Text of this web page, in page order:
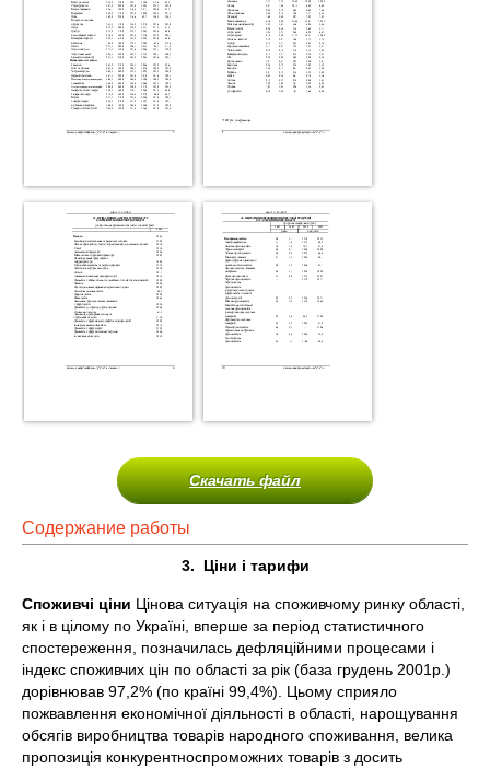
Скачать файл
Содержание работы
3. Ціни і тарифи
Споживчі ціни Цінова ситуація на споживчому ринку області,
як і в цілому по Україні, вперше за період статистичного
спостереження, позначилась дефляційними процесами і
індекс споживчих цін по області за рік (база грудень 2001р.)
дорівнював 97,2% (по країні 99,4%). Цьому сприяло
пожвавлення економічної діяльності в області, нарощування
обсягів виробництва товарів народного споживання, велика
пропозиція конкурентноспроможних товарів з досить